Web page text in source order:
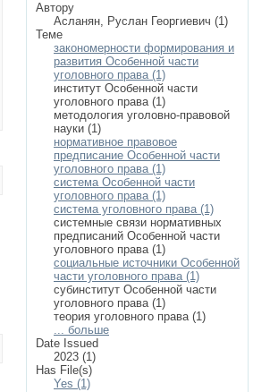
Автору
Асланян, Руслан Георгиевич (1)
Теме
закономерности формирования и
развития Особенной части
уголовного права (1)
институт Особенной части
уголовного права (1)
методология уголовно-правовой
науки (1)
нормативное правовое
предписание Особенной части
уголовного права (1)
система Особенной части
уголовного права (1)
система уголовного права (1)
системные связи нормативных
предписаний Особенной части
уголовного права (1)
социальные источники Особенной
части уголовного права (1)
субинститут Особенной части
уголовного права (1)
теория уголовного права (1)
... больше
Date Issued
2023 (1)
Has File(s)
Yes (1)